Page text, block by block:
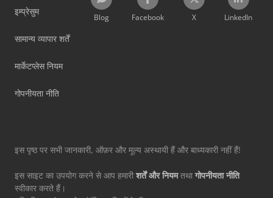
इम्प्रेसुम
सामान्य व्यापार शर्तें
मार्केटप्लेस नियम
गोपनीयता नीति
Blog Facebook X LinkedIn
इस पृष्ठ पर सभी जानकारी, ऑफ़र और मूल्य अस्थायी हैं और बाध्यकारी नहीं हैं!
इस साइट का उपयोग करने से आप हमारी शर्तें और नियमतथा गोपनीयता नीति
स्वीकार करते हैं।